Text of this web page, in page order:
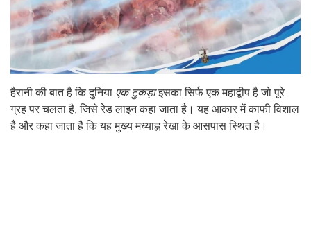
हैरानी की बात है कि दुनिया एक टुकड़ाइसका सिर्फ एक महाद्वीप है जो पूरे
ग्रह पर चलता है, जिसे रेड लाइन कहा जाता है। यह आकार में काफी विशाल
है और कहा जाता है कि यह मुख्य मध्याह्न रेखा के आसपास स्थित है।